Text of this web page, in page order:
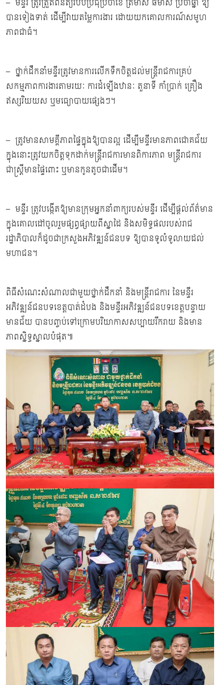
– មន្ទីរ ត្រូវត្រួតពិនិត្យរបបប្រជុំប្រចាំខែ ត្រីមាស ឆមាស ប្រចាំឆ្នាំ ឱ្យ
បានទៀងទាត់ ដើម្បីវាយតម្លៃការងារ ដោយយកគោលការណ៍សមូហ
ភាពជាធំ។
– ថ្នាក់ដឹកនាំមន្ទីរត្រូវមានការលើកទឹកចិត្តដល់មន្ត្រីរាជការគ្រប់
សកម្មភាពការងារតាមរយៈ ការដំឡើងឋានៈ តួនាទី កាំប្រាក់ គ្រឿង
ឥស្សរិយយស ឬមធ្យោបាយផ្សេងៗ។
– ត្រូវមានសាមគ្គីភាពផ្ទៃក្នុងឱ្យបានល្អ ដើម្បីមន្ទីរមានភាពជោគជ័យ
ក្នុងនោះត្រូវយកចិត្តទុកដាក់មន្ត្រីរាជការមានពិការភាព មន្ដ្រីរាជការ
ជាស្រ្ដីមានផ្ទៃពោះ ឬមានកូនតូចជាដើម។
– មន្ទីរ ត្រូវបង្កើតឱ្យមានក្រុមអ្នកនាំពាក្យរបស់មន្ទីរ ដើម្បីផ្ដល់ព័ត៌មាន
ក្នុងគោលដៅចូលរួមផ្សព្វផ្សាយពីស្នាដៃ និងសមិទ្ធផលរបស់រាជ
រដ្ឋាភិបាលក៏ដូចជាក្រសួងអភិវឌ្ឍន៍ជនបទ ឱ្យបានទូលំទូលាយដល់
មហាជន។
ពិធីសំណេះសំណាលជាមួយថ្នាក់ដឹកនាំ និងមន្ត្រីរាជការ នៃមន្ទីរ
អភិវឌ្ឍន៍ជនបទខេត្តបាត់ដំបង និងមន្ទីរអភិវឌ្ឍន៍ជនបទខេត្តបន្ទាយ
មានជ័យ បានបញ្ចប់ទៅក្រោមបរិយាកាសសប្បាយរីករាយ និងមាន
ភាពស្និទ្ធស្នាលបំផុត៕